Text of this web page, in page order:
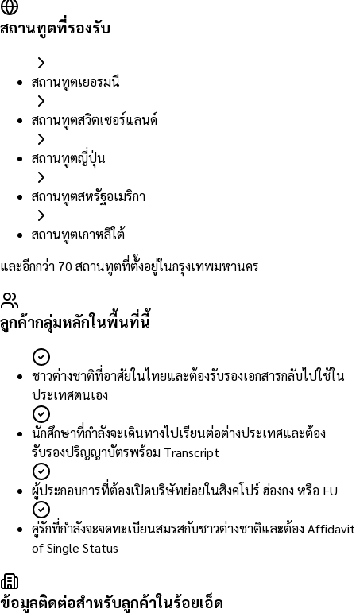
สถานทูตที่รองรับ
สถานทูตเยอรมนี
สถานทูตสวิตเซอร์แลนด์
สถานทูตญี่ปุ่น
สถานทูตสหรัฐอเมริกา
สถานทูตเกาหลีใต้
และอีกกว่า 70 สถานทูตที่ตั้งอยู่ในกรุงเทพมหานคร
ลูกค้ากลุ่มหลักในพื้นที่นี้
ชาวต่างชาติที่อาศัยในไทยและต้องรับรองเอกสารกลับไปใช้ใน
ประเทศตนเอง
นักศึกษาที่กำลังจะเดินทางไปเรียนต่อต่างประเทศและต้อง
รับรองปริญญาบัตรพร้อม Transcript
ผู้ประกอบการที่ต้องเปิดบริษัทย่อยในสิงคโปร์ ฮ่องกง หรือ EU
คู่รักที่กำลังจะจดทะเบียนสมรสกับชาวต่างชาติและต้อง Affidavit
of Single Status
ข้อมูลติดต่อสำหรับลูกค้าในร้อยเอ็ด